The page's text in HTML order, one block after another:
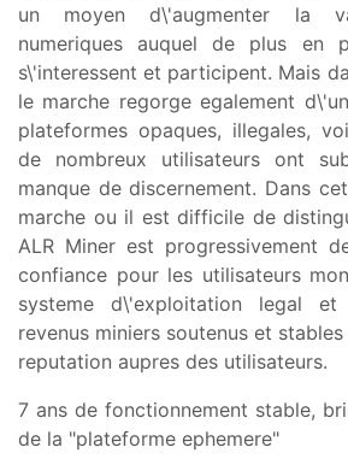
un moyen d\'augmenter la
numeriques auquel de plus en
s\'interessent et participent. Mais
le marche regorge egalement
plateformes opaques, illegales,
de nombreux utilisateurs ont
manque de discernement. Dans
marche ou il est difficile de
ALR Miner est progressivement
confiance pour les utilisateurs
systeme d\'exploitation legal
revenus miniers soutenus et
reputation aupres des utilisateurs.
7 ans de fonctionnement stable,
de la "plateforme ephemere"